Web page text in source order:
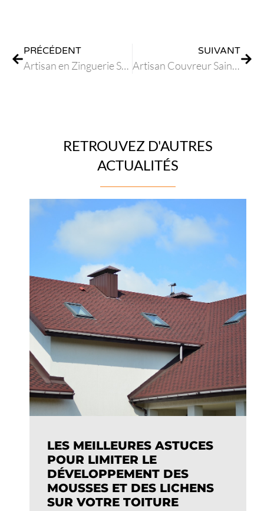
PRÉCÉDENT
Artisan en Zinguerie Saint Laurent du Var
SUIVANT
Artisan Couvreur Saint Laurent du Var
RETROUVEZ D'AUTRES
ACTUALITÉS
LES MEILLEURES ASTUCES
POUR LIMITER LE
DÉVELOPPEMENT DES
MOUSSES ET DES LICHENS
SUR VOTRE TOITURE